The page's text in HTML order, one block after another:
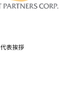
代表挨拶